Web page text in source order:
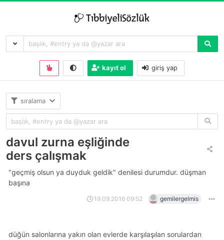
kayıt ol giriş yap
sıralama
davul zurna eşliğinde
ders çalışmak
"geçmiş olsun ya duyduk geldik" denilesi durumdur. düşman
başına
19.09.2016 09:52 gemilergelmis
düğün salonlarına yakın olan evlerde karşılaşılan sorulardan